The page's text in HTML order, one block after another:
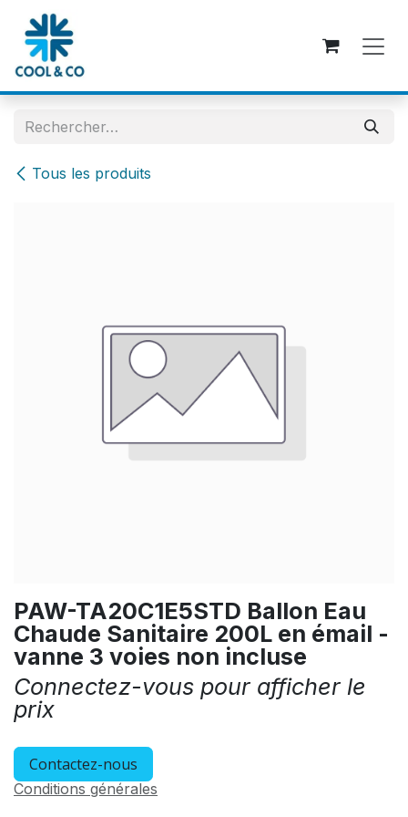
Se rendre au contenu
Tous les produits
PAW-TA20C1E5STD Ballon Eau
Chaude Sanitaire 200L en émail -
vanne 3 voies non incluse
Connectez-vous pour afficher le
prix
Contactez-nous
Conditions générales